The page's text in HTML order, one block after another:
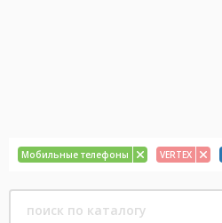
Мобильные телефоны VERTEX